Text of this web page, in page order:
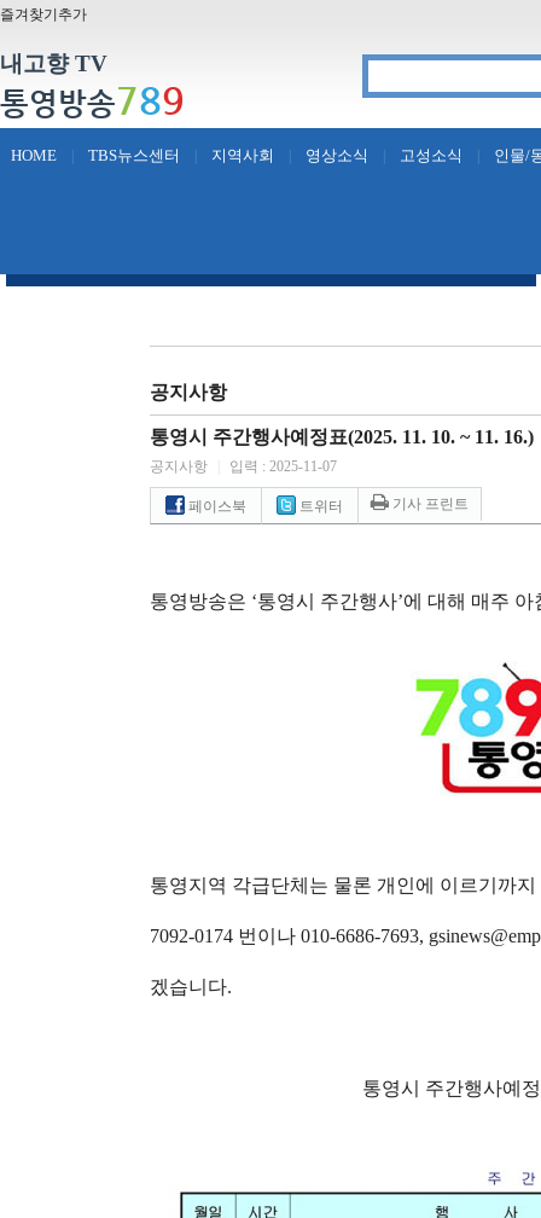
즐겨찾기추가
내고향 TV
통영방송789
HOME TBS뉴스센터 지역사회 영상소식 고성소식 인물/
공지사항
통영시 주간행사예정표(2025. 11. 10. ~ 11. 16.)
공지사항 입력 : 2025-11-07
페이스북 트위터 기사 프린트
통영방송은 ‘통영시 주간행사’에 대해 매주
통영지역 각급단체는 물론 개인에 이르기까
7092-0174 번이나 010-6686-7693,
겠습니다.
통영시 주간행사예정